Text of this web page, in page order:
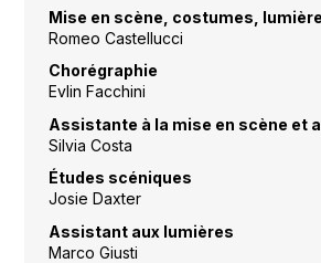
Mise en scène, costumes,
Romeo Castellucci
Chorégraphie
Evlin Facchini
Assistante à la mise en scène et
Silvia Costa
Études scéniques
Josie Daxter
Assistant aux lumières
Marco Giusti